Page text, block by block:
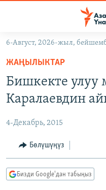
Навигацияга
өтүңүз
Издөөгө
салыңыз
ЭКОНОМИКА
МАДАНИЯТ
БОРБОР АЗИЯ
УКРАИНА
АТАЙЫН ИЛИКТӨӨ
ТВ ПРОГРАММАЛАР
ЭКСПЕРТТЕР ТАЛДАЙТ
ӨЗГӨЧӨ ПИКИР
6-Август, 2026-жыл,
ЖАҢЫЛЫКТАР
Бишкекте улуу
Каралаевдин
4-Декабрь, 2015
Бөлүшүңүз
Бизди Google'дан табыңыз